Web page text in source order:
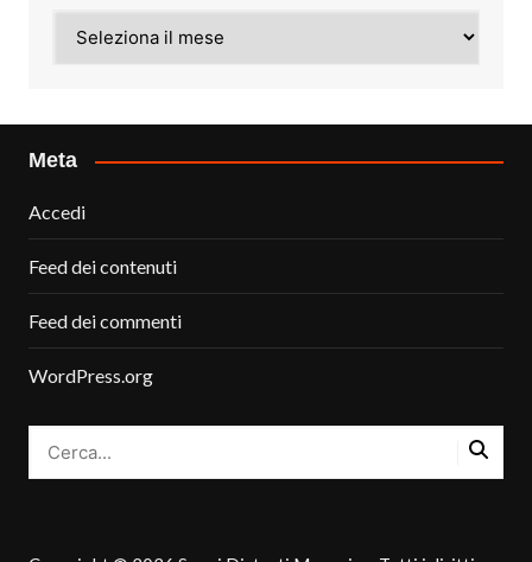
Meta
Accedi
Feed dei contenuti
Feed dei commenti
WordPress.org